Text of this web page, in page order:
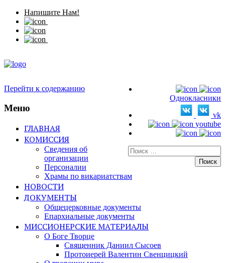
Напишите Нам!
Однокласники
vk
youtube
Искать:
Перейти к содержанию
Меню
ГЛАВНАЯ
КОМИССИЯ
Сведения об
организации
Персоналии
Храмы по викариатствам
НОВОСТИ
ДОКУМЕНТЫ
Общецерковные документы
Епархиальные документы
МИССИОНЕРСКИЕ МАТЕРИАЛЫ
О Боге Творце
Священник Даниил Сысоев
Протоиерей Валентин Свенцицкий